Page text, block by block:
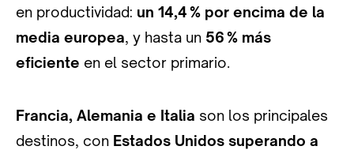
en productividad: un 14,4% por encima de la
media europea, y hasta un 56% más
eficiente en el sector primario.
Francia, Alemania e Italia son los principales
destinos, con Estados Unidos superando a